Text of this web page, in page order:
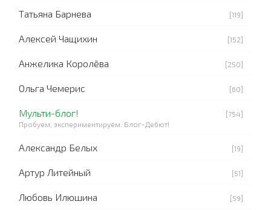
Татьяна Барнева [119]
Алексей Чащихин [152]
Анжелика Королёва [250]
Ольга Чемерис [60]
Мульти-блог!
[754]
Пробуем, экспериментируем. Блог-Дебют!
Александр Белых [19]
Артур Литейный [51]
Любовь Илюшина [59]